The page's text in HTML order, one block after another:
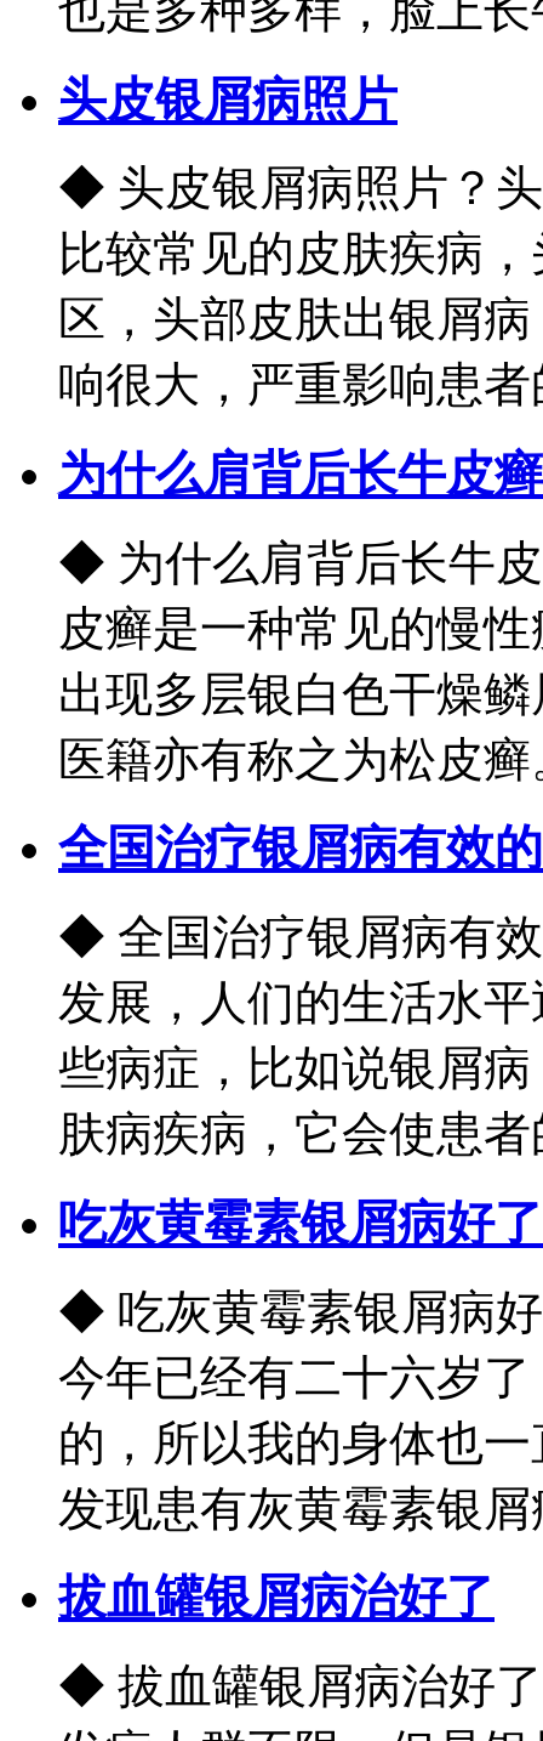
头皮银屑病照片
◆ 头皮银屑病照片？
比较常见的皮肤疾病
区，头部皮肤出银屑
响很大，严重影响患者
为什么肩背后长牛皮癣
◆ 为什么肩背后长牛
皮癣是一种常见的慢
出现多层银白色干燥
医籍亦有称之为松皮癣
全国治疗银屑病有效
◆ 全国治疗银屑病有
发展，人们的生活水
些病症，比如说银屑
肤病疾病，它会使患者
吃灰黄霉素银屑病好
◆ 吃灰黄霉素银屑病
今年已经有二十六岁
的，所以我的身体也
发现患有灰黄霉素银
拔血罐银屑病治好了
◆ 拔血罐银屑病治好